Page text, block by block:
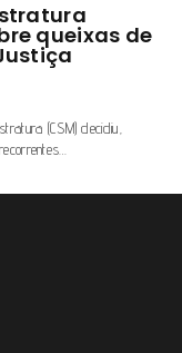
queixas de
(CSM) decidiu,